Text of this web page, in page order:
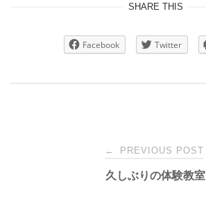
SHARE THIS
Facebook Twitter
← PREVIOUS POST
久しぶりの体験教室